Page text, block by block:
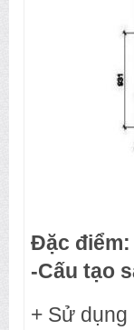
Đặc điểm:
-Cấu tạo
+ Sử dụng